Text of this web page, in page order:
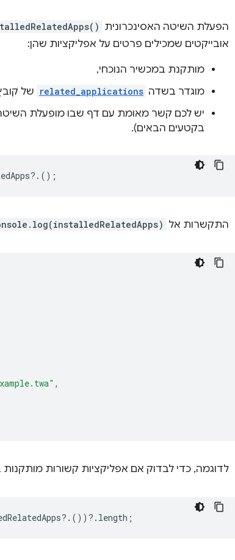
הפעלת השיטה האסינכרונית
אובייקטים שמכילים פרטים על אפליקציות שהן:
מותקנת במכשיר הנוכחי,
מוגדר בשדה related_applications של
יש לכם קשר מאומת עם דף שבו מופעלת
בקטעים הבאים).
? .();
התקשרות אל
,
לדוגמה, כדי לבדוק אם אפליקציות קשורות
? .()) ? . length ;